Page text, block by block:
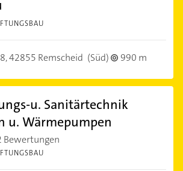
42855 Remscheid (Süd) 990 m
u. Sanitärtechnik
u. Wärmepumpen
Bewertungen